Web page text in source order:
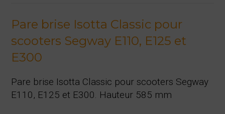
Segway
et
Pare brise Isotta Classic pour
scooters Segway E110, E125 et
E300
Pare brise Isotta Classic pour scooters Segway
E110, E125 et E300. Hauteur 585 mm